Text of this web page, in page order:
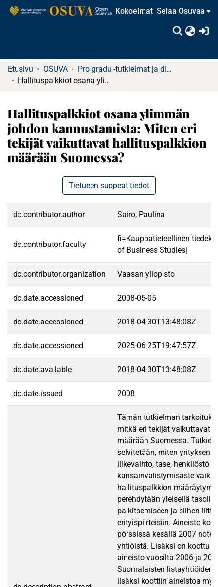
Kokoelmat Selaa Osuvaa
Etusivu OSUVA
Pro gradu -tutkielmat ja diplomityöt (rajattu saatavuus)
Hallituspalkkiot osana ylimmän johdon kannustamista: Miten eri tekijät vaikuttavat hallituspalkkion määrään Suomessa?
Hallituspalkkiot osana ylimmän
johdon kannustamista: Miten eri
tekijät vaikuttavat hallituspalkkion
määrään Suomessa?
Tietueen suppeat tiedot
dc.contributor.author Sairo, Paulina
dc.contributor.faculty
fi=Kauppatieteellinen
of Business Studies|
dc.contributor.organization Vaasan yliopisto
dc.date.accessioned 2008-05-05
dc.date.accessioned 2018-04-30T13:48:08Z
dc.date.accessioned 2025-06-25T19:47:57Z
dc.date.available 2018-04-30T13:48:08Z
dc.date.issued 2008
Tämän tutkielman
mitkä eri tekijät vaikuttavat
määrään Suomessa.
selvitetään, miten yrityksen
liikevaihto, tase, henkilöstö ja
kansainvälistymisaste
hallituspalkkion
perehdytään yleisellä tasolla
palkitsemiseen ja siihen
erityispiirteisiin. Aineisto
pörssissä kesällä 2007
yhtiöistä. Lisäksi on koottu
aineisto vuosilta 2006 ja
Suomalaisten listayhtiöiden
lisäksi koottiin aineistoa